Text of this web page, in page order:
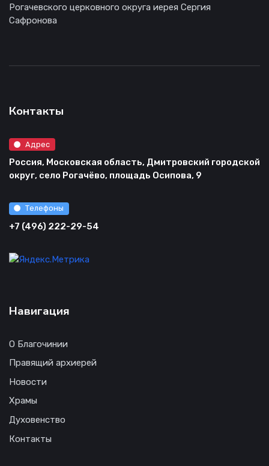
Рогачевского церковного округа иерея Сергия
Сафронова
Контакты
Адрес
Россия, Московская область, Дмитровский городской
округ, село Рогачёво, площадь Осипова, 9
Телефоны
+7 (496) 222-29-54
Навигация
О Благочинии
Правящий архиерей
Новости
Храмы
Духовенство
Контакты